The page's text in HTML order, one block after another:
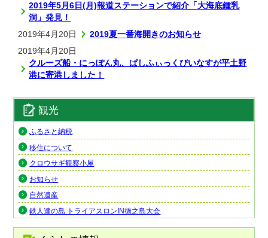
2019年5月6日(月)報道ステーションで紹介「大海底鍾乳
洞」発見！
2019年4月20日
2019夏一番海開きのお知らせ
2019年4月20日
クルーズ船・にっぽん丸、ぱしふぃっくびいなすが平土野
港に寄港しました！
観光
ふるさと納税
移住について
クロウサギ観察小屋
お知らせ
自然遺産
鉄人達の島 トライアスロンIN徳之島大会